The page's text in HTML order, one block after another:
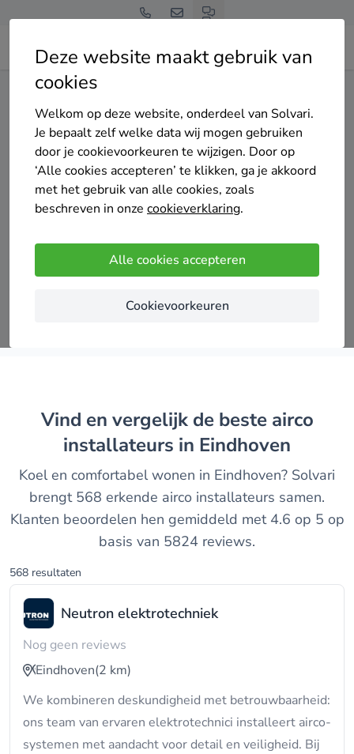
Deze website maakt gebruik van
cookies
Welkom op deze website, onderdeel van Solvari.
Je bepaalt zelf welke data wij mogen gebruiken
door je cookievoorkeuren te wijzigen. Door op
‘Alle cookies accepteren’ te klikken, ga je akkoord
met het gebruik van alle cookies, zoals
beschreven in onze cookieverklaring.
Alle cookies accepteren
Cookievoorkeuren
Home Airco Noord-Brabant
Gratis en vrijblijvend
Top 20 airco
installateurs in
Eindhoven
Vergelijk offertes
Vind en vergelijk de beste airco
installateurs in Eindhoven
Koel en comfortabel wonen in Eindhoven? Solvari
brengt 568 erkende airco installateurs samen.
Klanten beoordelen hen gemiddeld met 4.6 op 5 op
basis van 5824 reviews.
568 resultaten
Neutron elektrotechniek
Nog geen reviews
Eindhoven(2 km)
We kombineren deskundigheid met betrouwbaarheid:
ons team van ervaren elektrotechnici installeert airco-
systemen met aandacht voor detail en veiligheid. Bij